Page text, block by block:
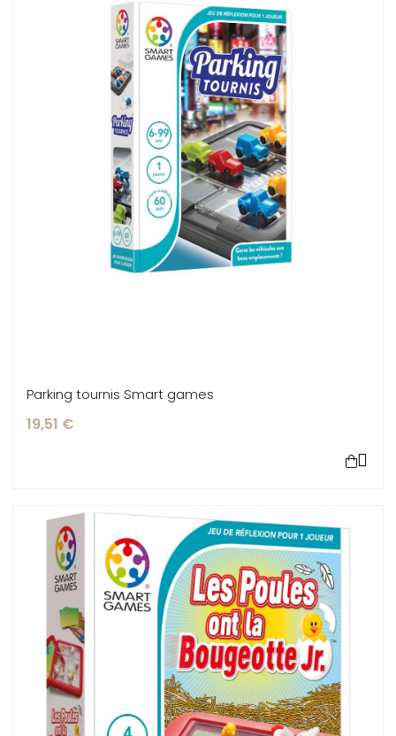
Parking tournis Smart games
19,51 €
